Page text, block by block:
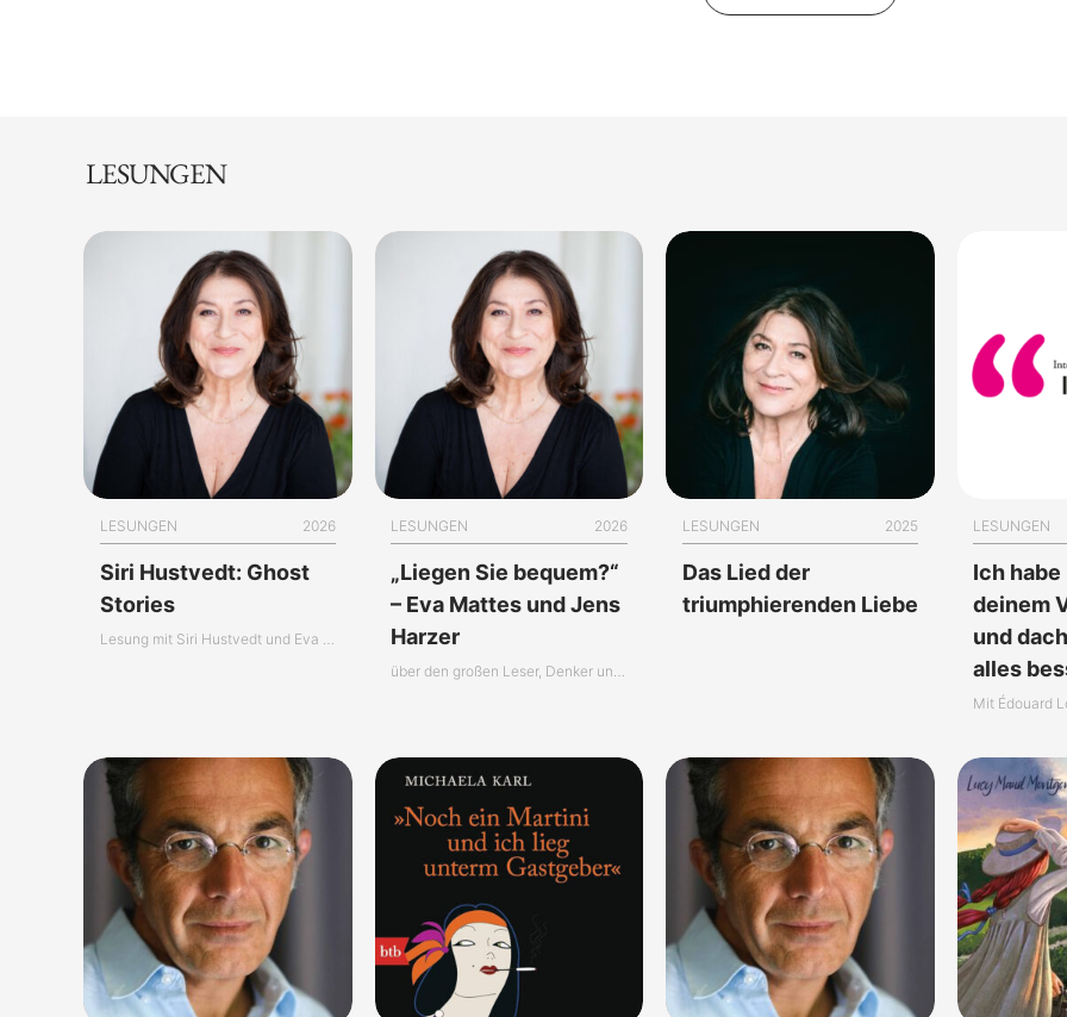
LESUNGEN
LESUNGEN 2026
Siri Hustvedt: Ghost
Stories
Lesung mit Siri Hustvedt und Eva Mattes
LESUNGEN 2026
„Liegen Sie bequem?“
– Eva Mattes und Jens
Harzer
über den großen Leser, Denker und Erzähler Roger Willemsen
LESUNGEN 2025
Das Lied der
triumphierenden Liebe
LESUNGEN
Ich
deinem
und
alles
Mit Édouard